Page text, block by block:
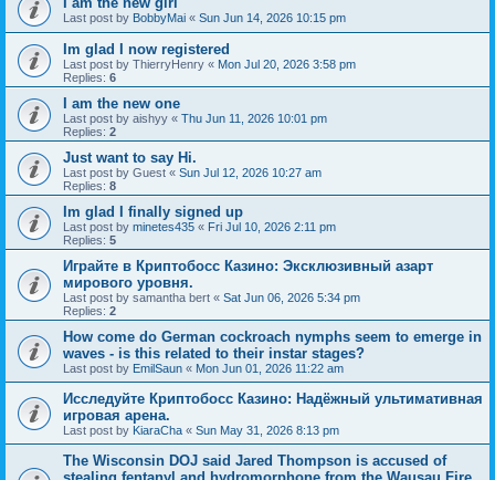
Last post by BobbyMai « Sun Jun 14, 2026 10:15 pm
Im glad I now registered
Last post by ThierryHenry « Mon Jul 20, 2026 3:58 pm
Replies: 6
I am the new one
Last post by aishyy « Thu Jun 11, 2026 10:01 pm
Replies: 2
Just want to say Hi.
Last post by Guest « Sun Jul 12, 2026 10:27 am
Replies: 8
Im glad I finally signed up
Last post by minetes435 « Fri Jul 10, 2026 2:11 pm
Replies: 5
Играйте в Криптобосс Казино: Эксклюзивный азарт
мирового уровня.
Last post by samantha bert « Sat Jun 06, 2026 5:34 pm
Replies: 2
How come do German cockroach nymphs seem to emerge in
waves - is this related to their instar stages?
Last post by EmilSaun « Mon Jun 01, 2026 11:22 am
Исследуйте Криптобосс Казино: Надёжный ультимативная
игровая арена.
Last post by KiaraCha « Sun May 31, 2026 8:13 pm
The Wisconsin DOJ said Jared Thompson is accused of